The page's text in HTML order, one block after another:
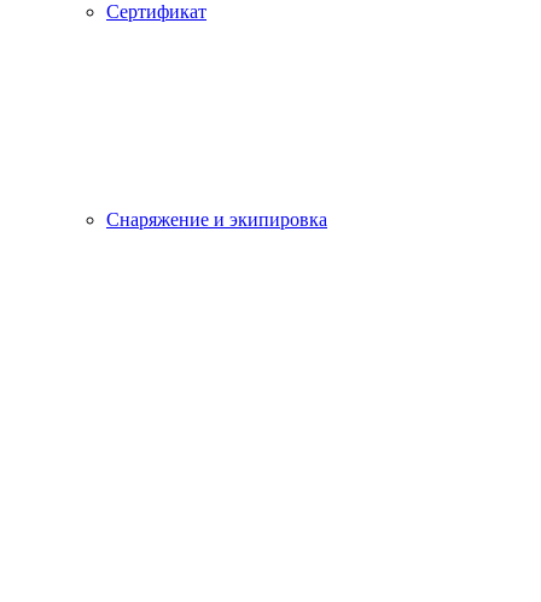
Сертификат
Снаряжение и экипировка